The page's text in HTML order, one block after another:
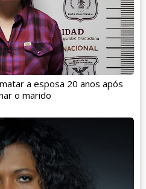
a esposa 20 anos após
o marido